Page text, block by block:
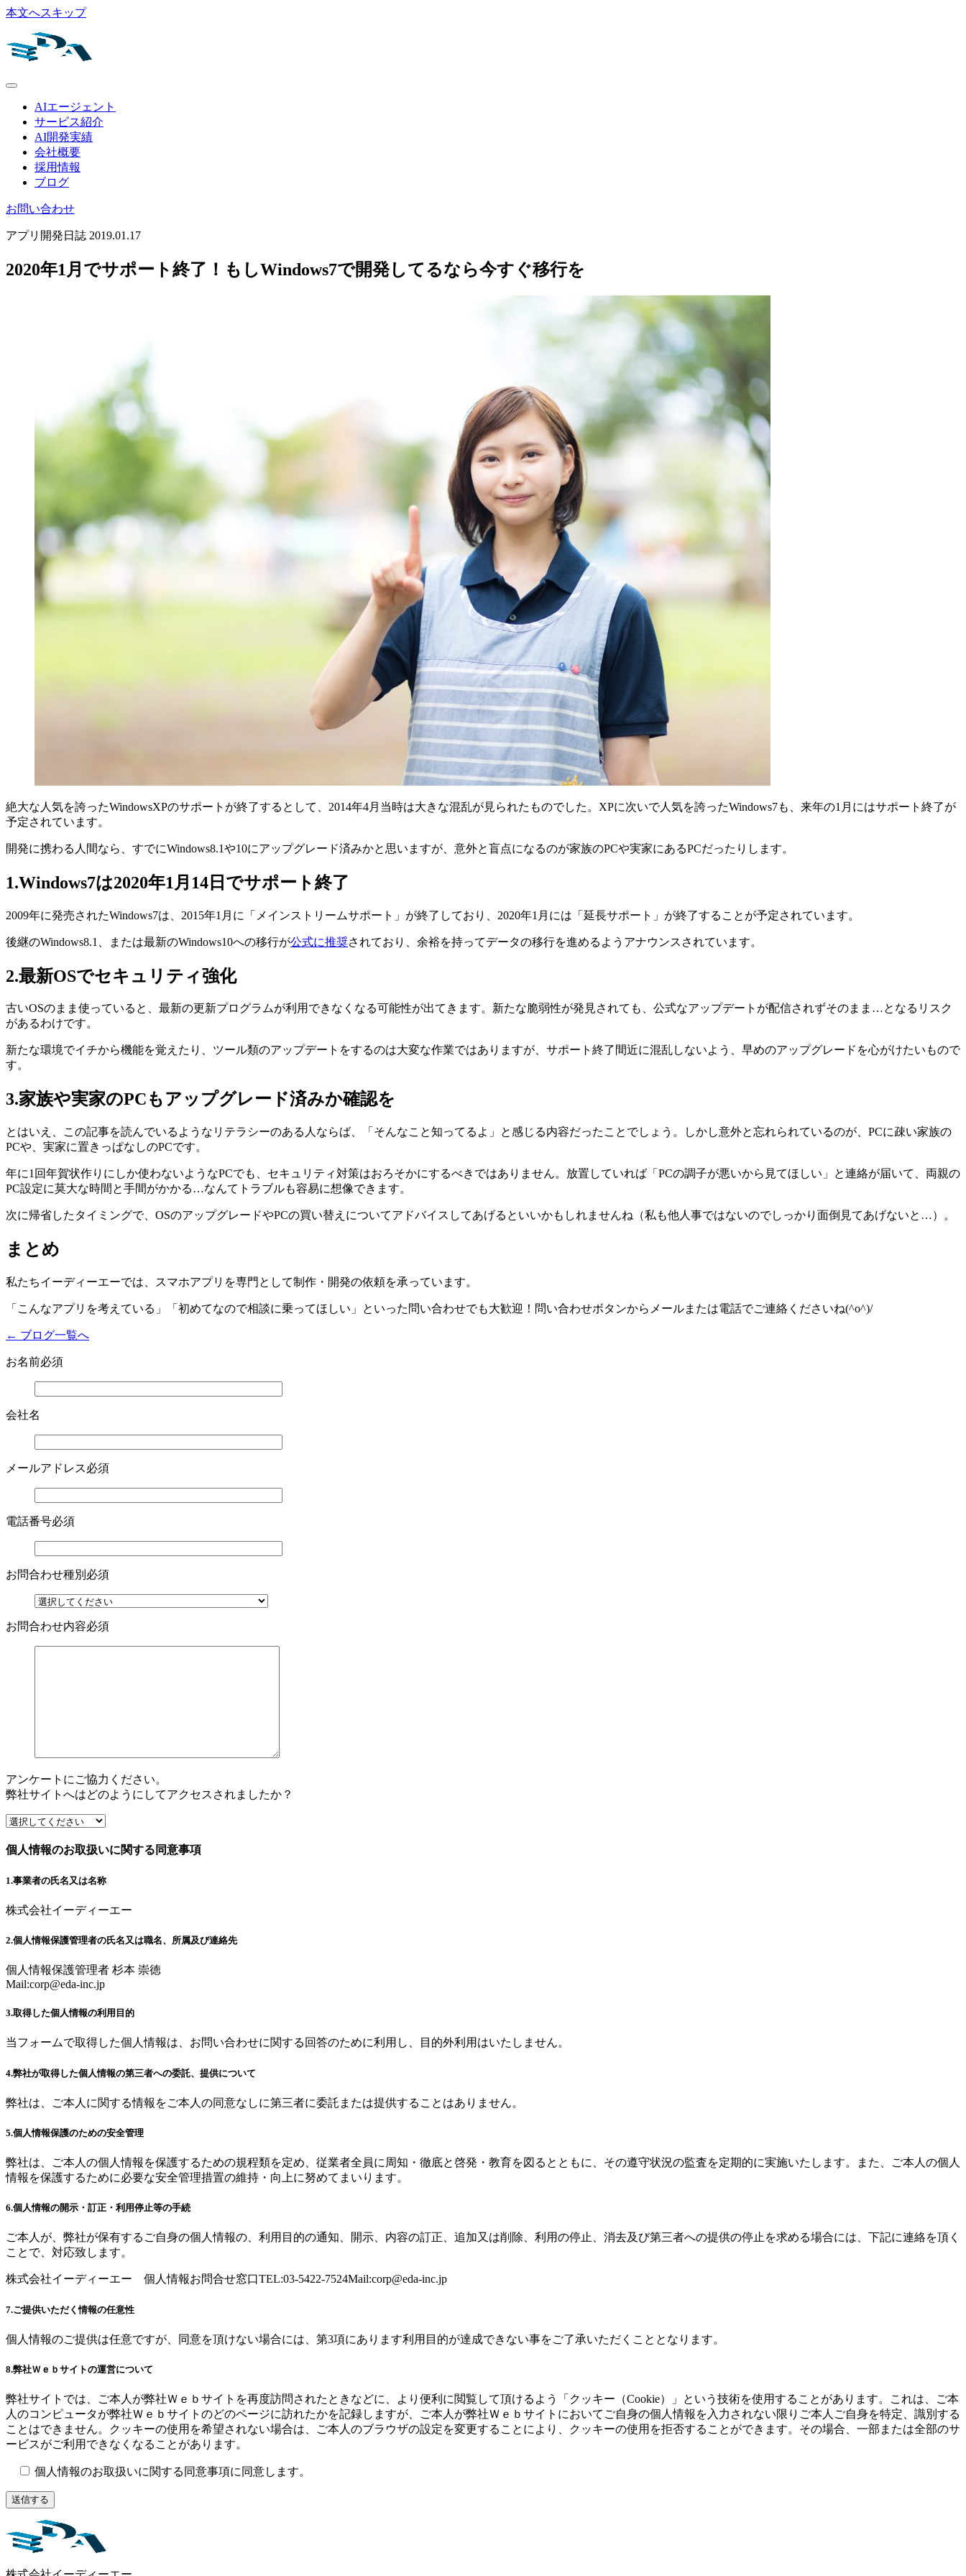
本文へスキップ
AIエージェント
サービス紹介
AI開発実績
会社概要
採用情報
ブログ
お問い合わせ
アプリ開発日誌 2019.01.17
2020年1月でサポート終了！もしWindows7で開発してるなら今すぐ移行を
絶大な人気を誇ったWindowsXPのサポートが終了するとして、2014年4月当時は大きな混乱が見られたものでした。XPに次いで人気を誇ったWindows7も、来年の1月にはサポート終了が
予定されています。
開発に携わる人間なら、すでにWindows8.1や10にアップグレード済みかと思いますが、意外と盲点になるのが家族のPCや実家にあるPCだったりします。
1.Windows7は2020年1月14日でサポート終了
2009年に発売されたWindows7は、2015年1月に「メインストリームサポート」が終了しており、2020年1月には「延長サポート」が終了することが予定されています。
後継のWindows8.1、または最新のWindows10への移行が公式に推奨されており、余裕を持ってデータの移行を進めるようアナウンスされています。
2.最新OSでセキュリティ強化
古いOSのまま使っていると、最新の更新プログラムが利用できなくなる可能性が出てきます。新たな脆弱性が発見されても、公式なアップデートが配信されずそのまま…となるリスク
があるわけです。
新たな環境でイチから機能を覚えたり、ツール類のアップデートをするのは大変な作業ではありますが、サポート終了間近に混乱しないよう、早めのアップグレードを心がけたいもので
す。
3.家族や実家のPCもアップグレード済みか確認を
とはいえ、この記事を読んでいるようなリテラシーのある人ならば、「そんなこと知ってるよ」と感じる内容だったことでしょう。しかし意外と忘れられているのが、PCに疎い家族の
PCや、実家に置きっぱなしのPCです。
年に1回年賀状作りにしか使わないようなPCでも、セキュリティ対策はおろそかにするべきではありません。放置していれば「PCの調子が悪いから見てほしい」と連絡が届いて、両親の
PC設定に莫大な時間と手間がかかる…なんてトラブルも容易に想像できます。
次に帰省したタイミングで、OSのアップグレードやPCの買い替えについてアドバイスしてあげるといいかもしれませんね（私も他人事ではないのでしっかり面倒見てあげないと…）。
まとめ
私たちイーディーエーでは、スマホアプリを専門として制作・開発の依頼を承っています。
「こんなアプリを考えている」「初めてなので相談に乗ってほしい」といった問い合わせでも大歓迎！問い合わせボタンからメールまたは電話でご連絡くださいね(^o^)/
← ブログ一覧へ
お名前必須
会社名
メールアドレス必須
電話番号必須
お問合わせ種別 必須
お問合わせ内容必須
アンケートにご協力ください。
弊社サイトへはどのようにしてアクセスされましたか？
個人情報のお取扱いに関する同意事項
1.事業者の氏名又は名称
株式会社イーディーエー
2.個人情報保護管理者の氏名又は職名、所属及び連絡先
個人情報保護管理者 杉本 崇徳
Mail:corp@eda-inc.jp
3.取得した個人情報の利用目的
当フォームで取得した個人情報は、お問い合わせに関する回答のために利用し、目的外利用はいたしません。
4.弊社が取得した個人情報の第三者への委託、提供について
弊社は、ご本人に関する情報をご本人の同意なしに第三者に委託または提供することはありません。
5.個人情報保護のための安全管理
弊社は、ご本人の個人情報を保護するための規程類を定め、従業者全員に周知・徹底と啓発・教育を図るとともに、その遵守状況の監査を定期的に実施いたします。また、ご本人の個人
情報を保護するために必要な安全管理措置の維持・向上に努めてまいります。
6.個人情報の開示・訂正・利用停止等の手続
ご本人が、弊社が保有するご自身の個人情報の、利用目的の通知、開示、内容の訂正、追加又は削除、利用の停止、消去及び第三者への提供の停止を求める場合には、下記に連絡を頂く
ことで、対応致します。
株式会社イーディーエー 個人情報お問合せ窓口TEL:03-5422-7524Mail:corp@eda-inc.jp
7.ご提供いただく情報の任意性
個人情報のご提供は任意ですが、同意を頂けない場合には、第3項にあります利用目的が達成できない事をご了承いただくこととなります。
8.弊社Ｗｅｂサイトの運営について
弊社サイトでは、ご本人が弊社Ｗｅｂサイトを再度訪問されたときなどに、より便利に閲覧して頂けるよう「クッキー（Cookie）」という技術を使用することがあります。これは、ご本
人のコンピュータが弊社Ｗｅｂサイトのどのページに訪れたかを記録しますが、ご本人が弊社Ｗｅｂサイトにおいてご自身の個人情報を入力されない限りご本人ご自身を特定、識別する
ことはできません。クッキーの使用を希望されない場合は、ご本人のブラウザの設定を変更することにより、クッキーの使用を拒否することができます。その場合、一部または全部のサ
ービスがご利用できなくなることがあります。
個人情報のお取扱いに関する同意事項に同意します。